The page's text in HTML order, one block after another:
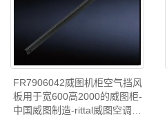
FR7906042威图机柜空气挡风
板用于宽600高2000的威图柜-
中国威图制造-rittal威图空调维